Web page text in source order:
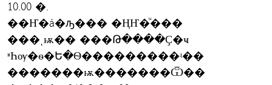
10.00 �.
��Ҥ�á�ԡ��� �ҢҤ�ͧ���
���ͺѭ�� ���Թ����Ҫ�ҹ
ʶҺѹ�ѳ�Ե�Ѳ���������ʵ��
�������ѭ�������Ѿ��